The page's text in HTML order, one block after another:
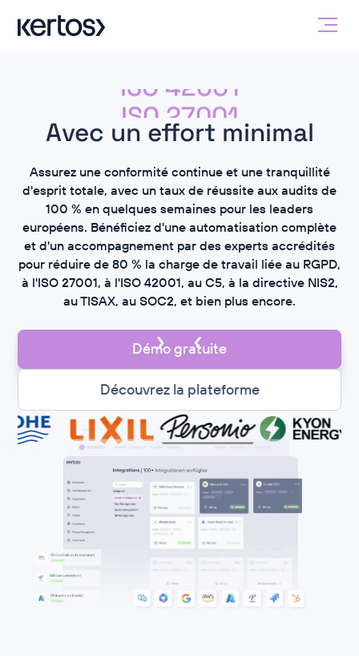
ISO 27001
SOC2
NIS2
RGPD
ISO 42001
ISO 27001
Avec un effort minimal
Assurez une conformité continue et une tranquillité
d'esprit totale, avec un taux de réussite aux audits de
100 % en quelques semaines pour les leaders
européens. Bénéficiez d'une automatisation complète
et d'un accompagnement par des experts accrédités
pour réduire de 80 % la charge de travail liée au RGPD,
à l'ISO 27001, à l'ISO 42001, au C5, à la directive NIS2,
au TISAX, au SOC2, et bien plus encore.
Démo gratuite
Découvrez la plateforme